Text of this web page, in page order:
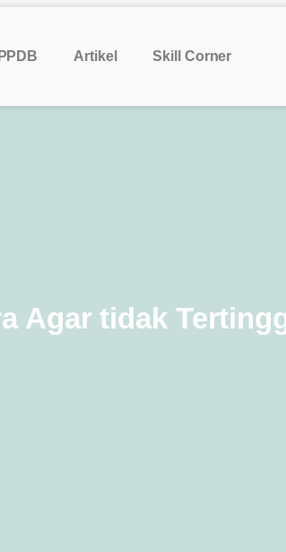
PPDB Artikel Skill Corner
Agar tidak